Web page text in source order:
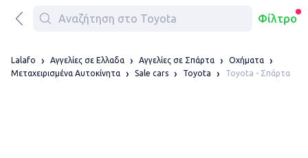
Φίλτρο
Lalafo Αγγελίες σε Ελλαδα Αγγελίες σε Σπάρτα
Οχήματα
Μεταχειρισμένα Αυτοκίνητα
Sale cars Toyota Toyota - Σπάρτα